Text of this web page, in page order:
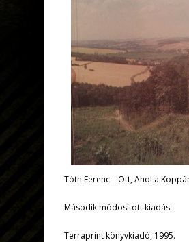
Tóth Ferenc – Ott, Ahol a
Második módosított kiadás.
Terraprint könyvkiadó, 1995.